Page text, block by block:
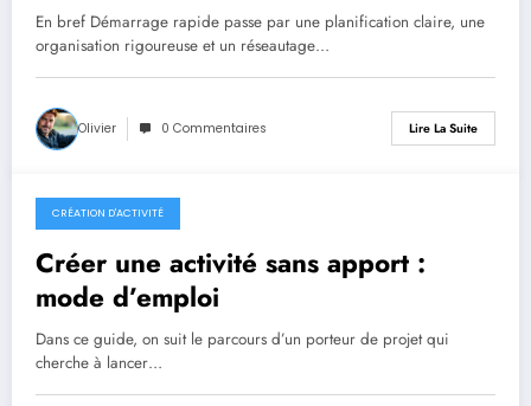
En bref Démarrage rapide passe par une planification claire, une
organisation rigoureuse et un réseautage…
Olivier 0 Commentaires Lire La Suite
20 juillet 2026
CRÉATION D'ACTIVITÉ
Créer une activité sans apport :
mode d’emploi
Dans ce guide, on suit le parcours d’un porteur de projet qui
cherche à lancer…